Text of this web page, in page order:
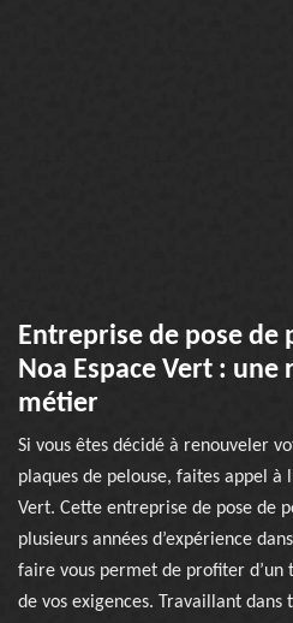
Entreprise de pose de
Noa Espace Vert : une
métier
Si vous êtes décidé à renouveler
plaques de pelouse, faites appel à
Vert. Cette entreprise de pose de
plusieurs années d’expérience
faire vous permet de profiter d’un
de vos exigences. Travaillant